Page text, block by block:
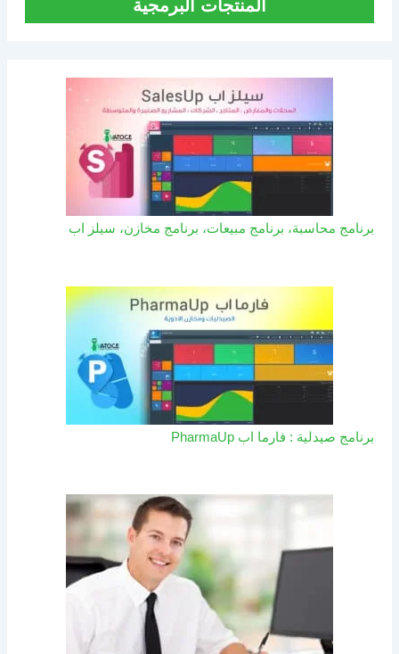
المنتجات البرمجية
برنامج محاسبة، برنامج مبيعات، برنامج مخازن، سيلز اب
برنامج صيدلية : فارما اب PharmaUp​